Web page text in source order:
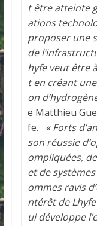
t être atteinte
ations
proposer une
de
hyfe veut être
t en créant
on
e Matthieu
fe. « Forts
son réussie
ompliquées,
et de
ommes ravis
ntérêt de
ui développe